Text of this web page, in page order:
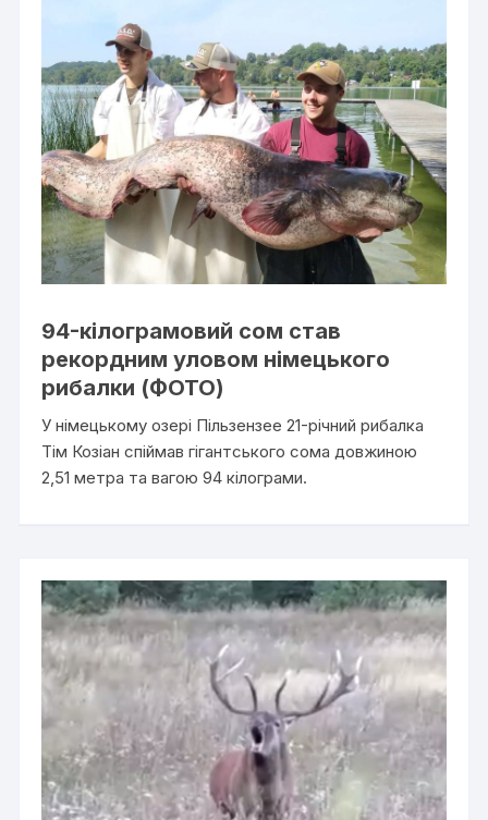
94-кілограмовий сом став
рекордним уловом німецького
рибалки (ФОТО)
У німецькому озері Пільзензее 21-річний рибалка
Тім Козіан спіймав гігантського сома довжиною
2,51 метра та вагою 94 кілограми.